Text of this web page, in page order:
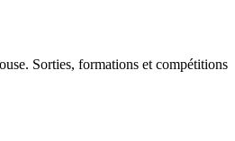
Sorties, formations et compétitions